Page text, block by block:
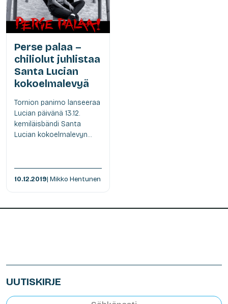
Perse palaa –
chiliolut juhlistaa
Santa Lucian
kokoelmalevyä
Tornion panimo lanseeraa
Lucian päivänä 13.12.
kemiläisbändi Santa
Lucian kokoelmalevyn...
10.12.2019| Mikko Hentunen
UUTISKIRJE